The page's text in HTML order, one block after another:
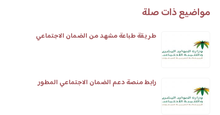
مواضيع ذات صلة
طريقة طباعة مشهد من الضمان الاجتماعي
رابط منصة دعم الضمان الاجتماعي المطور